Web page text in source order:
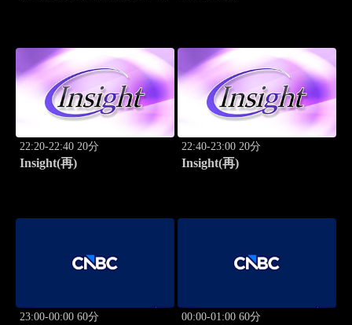
22:20-22:40 20分
Insight(再)
22:40-23:00 20分
Insight(再)
23:00-00:00 60分 00:00-01:00 60分